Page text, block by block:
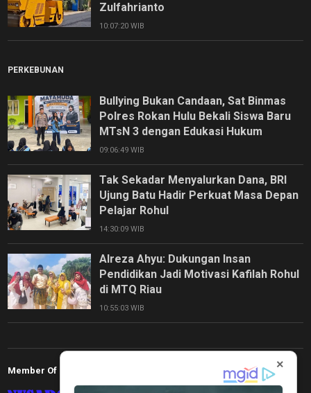
Zulfahrianto
10:07:20 WIB
PERKEBUNAN
Bullying Bukan Candaan, Sat Binmas
Polres Rokan Hulu Bekali Siswa Baru
MTsN 3 dengan Edukasi Hukum
09:06:49 WIB
Tak Sekadar Menyalurkan Dana, BRI
Ujung Batu Hadir Perkuat Masa Depan
Pelajar Rohul
14:30:09 WIB
Alreza Ahyu: Dukungan Insan
Pendidikan Jadi Motivasi Kafilah Rohul
di MTQ Riau
10:55:03 WIB
Member Of ×